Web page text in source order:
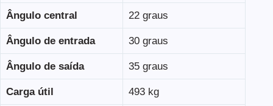
Ângulo central 22 graus
Ângulo de entrada 30 graus
Ângulo de saída 35 graus
Carga útil 493 kg